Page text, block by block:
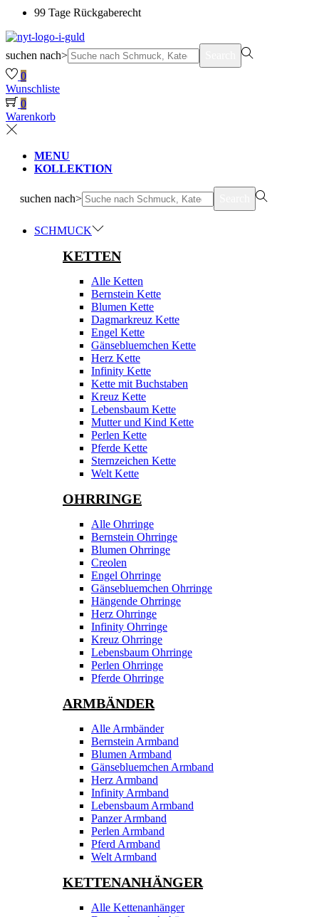
99 Tage Rückgaberecht
suchen nach>
0
Wunschliste
0
Warenkorb
MENU
KOLLEKTION
suchen nach>
SCHMUCK
KETTEN
Alle Ketten
Bernstein Kette
Blumen Kette
Dagmarkreuz Kette
Engel Kette
Gänsebluemchen Kette
Herz Kette
Infinity Kette
Kette mit Buchstaben
Kreuz Kette
Lebensbaum Kette
Mutter und Kind Kette
Perlen Kette
Pferde Kette
Sternzeichen Kette
Welt Kette
OHRRINGE
Alle Ohrringe
Bernstein Ohrringe
Blumen Ohrringe
Creolen
Engel Ohrringe
Gänsebluemchen Ohrringe
Hängende Ohrringe
Herz Ohrringe
Infinity Ohrringe
Kreuz Ohrringe
Lebensbaum Ohrringe
Perlen Ohrringe
Pferde Ohrringe
ARMBÄNDER
Alle Armbänder
Bernstein Armband
Blumen Armband
Gänsebluemchen Armband
Herz Armband
Infinity Armband
Lebensbaum Armband
Panzer Armband
Perlen Armband
Pferd Armband
Welt Armband
KETTENANHÄNGER
Alle Kettenanhänger